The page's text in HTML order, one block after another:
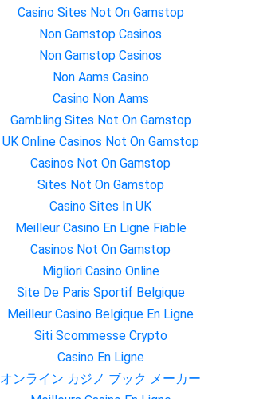
Casino Sites Not On Gamstop
Non Gamstop Casinos
Non Gamstop Casinos
Non Aams Casino
Casino Non Aams
Gambling Sites Not On Gamstop
UK Online Casinos Not On Gamstop
Casinos Not On Gamstop
Sites Not On Gamstop
Casino Sites In UK
Meilleur Casino En Ligne Fiable
Casinos Not On Gamstop
Migliori Casino Online
Site De Paris Sportif Belgique
Meilleur Casino Belgique En Ligne
Siti Scommesse Crypto
Casino En Ligne
オンライン カジノ ブック メーカー